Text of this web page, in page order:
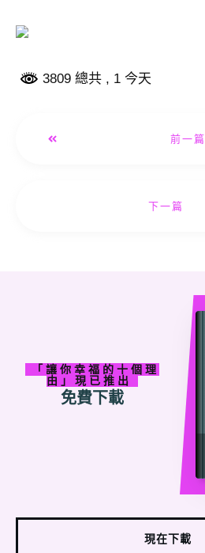
3809 總共 , 1 今天
前一篇
下一篇
「 讓 你 幸福的十個理
由」現已 推出
免費下載
現在下載